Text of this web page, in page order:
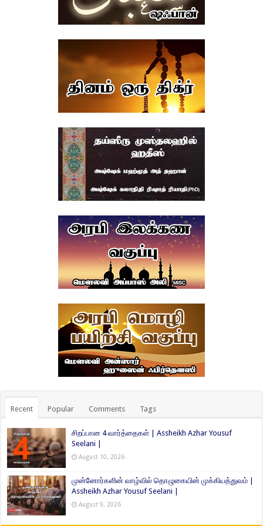
Recent Popular Comments Tags
சிறப்பான 4 வார்த்தைகள் | Assheikh Azhar Yousuf
Seelani |
August 10, 2026
முன்னோர்களின் வாழ்வில் தொழுகையின் முக்கியத்துவம் |
Assheikh Azhar Yousuf Seelani |
August 9, 2026